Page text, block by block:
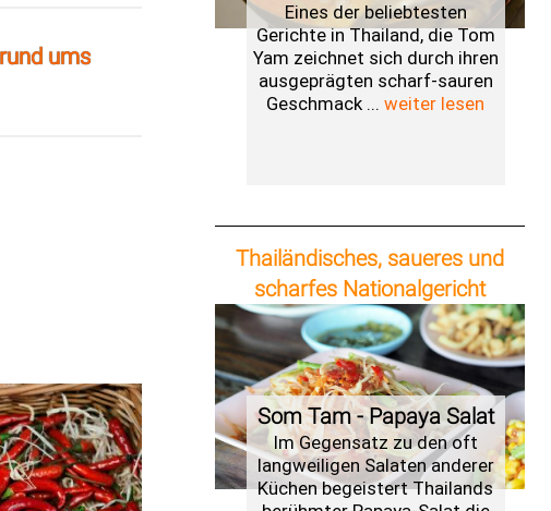
ums
Eines der beliebtesten
Gerichte in Thailand, die Tom
Yam zeichnet sich durch ihren
ausgeprägten scharf-sauren
Geschmack ...weiter lesen
Thailändisches, saueres und
scharfes Nationalgericht
Som Tam - Papaya Salat
Im Gegensatz zu den oft
langweiligen Salaten anderer
Küchen begeistert Thailands